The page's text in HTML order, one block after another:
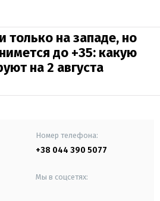
только на западе, но
до +35: какую
на 2 августа
Номер телефона:
+38 044 390 5077
Мы в соцсетях: